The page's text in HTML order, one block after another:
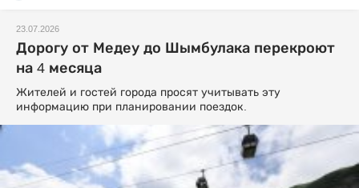
23.07.2026
Дорогу от Медеу до Шымбулака перекроют
на 4 месяца
Жителей и гостей города просят учитывать эту
информацию при планировании поездок.